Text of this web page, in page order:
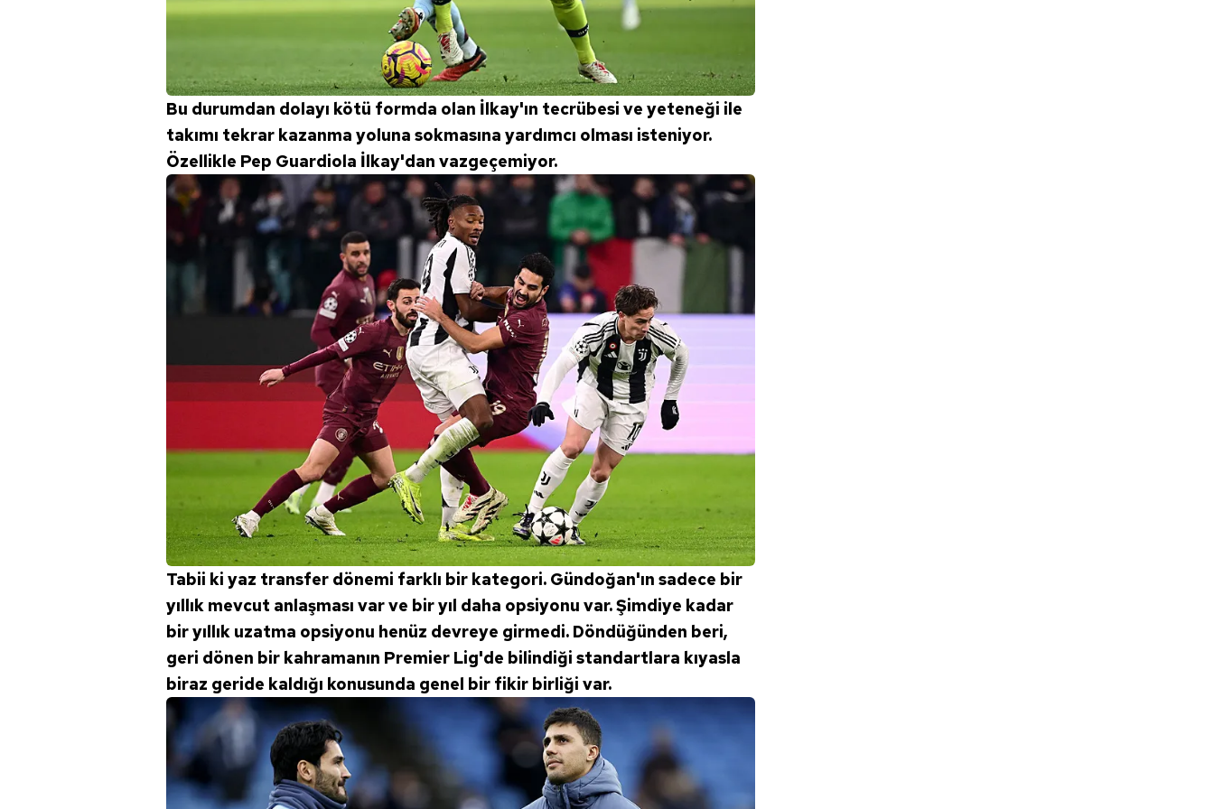
mevzuata uygun olarak kullanılan çerezlerle ilgili bilgi almak için lütfentıklayınız.
Bu durumdan dolayı kötü formda olan İlkay'ın tecrübesi ve yeteneği ile
takımı tekrar kazanma yoluna sokmasına yardımcı olması isteniyor.
Özellikle Pep Guardiola İlkay'dan vazgeçemiyor.
Tabii ki yaz transfer dönemi farklı bir kategori. Gündoğan'ın sadece bir
yıllık mevcut anlaşması var ve bir yıl daha opsiyonu var. Şimdiye kadar
bir yıllık uzatma opsiyonu henüz devreye girmedi. Döndüğünden beri,
geri dönen bir kahramanın Premier Lig'de bilindiği standartlara kıyasla
biraz geride kaldığı konusunda genel bir fikir birliği var.